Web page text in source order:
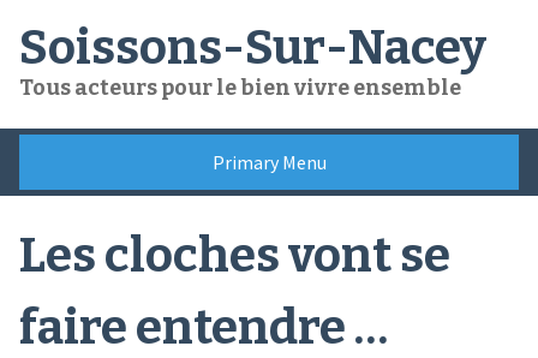
content
Soissons-Sur-Nacey
Tous acteurs pour le bien vivre ensemble
Primary Menu
Les cloches vont se
faire entendre …